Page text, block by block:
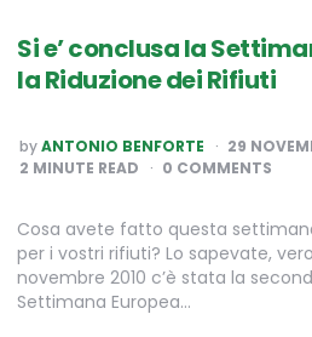
Si e’ conclusa la
la Riduzione dei Rifiuti
POSTED
BY
byANTONIO BENFORTE
29
2 MINUTE READ 0 COMMENTS
Cosa avete fatto questa
per i vostri rifiuti? Lo sapevate,
novembre 2010 c’è stata la
Settimana Europea…